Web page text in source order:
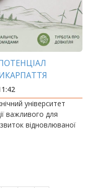
університет
важливого для
відновлюваної